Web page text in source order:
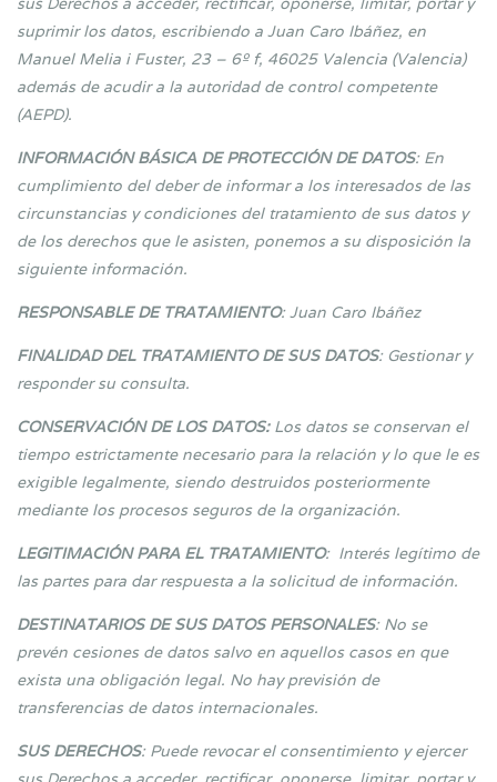
suprimir los datos, escribiendo a Juan Caro Ibáñez, en
Manuel Melia i Fuster, 23 – 6º f, 46025 Valencia (Valencia)
además de acudir a la autoridad de control competente
(AEPD).
INFORMACIÓN BÁSICA DE PROTECCIÓN DE DATOS: En
cumplimiento del deber de informar a los interesados de las
circunstancias y condiciones del tratamiento de sus datos y
de los derechos que le asisten, ponemos a su disposición la
siguiente información.
RESPONSABLE DE TRATAMIENTO: Juan Caro Ibáñez
FINALIDAD DEL TRATAMIENTO DE SUS DATOS: Gestionar y
responder su consulta.
CONSERVACIÓN DE LOS DATOS: Los datos se conservan el
tiempo estrictamente necesario para la relación y lo que le es
exigible legalmente, siendo destruidos posteriormente
mediante los procesos seguros de la organización.
LEGITIMACIÓN PARA EL TRATAMIENTO: Interés legítimo de
las partes para dar respuesta a la solicitud de información.
DESTINATARIOS DE SUS DATOS PERSONALES: No se
prevén cesiones de datos salvo en aquellos casos en que
exista una obligación legal. No hay previsión de
transferencias de datos internacionales.
SUS DERECHOS: Puede revocar el consentimiento y ejercer